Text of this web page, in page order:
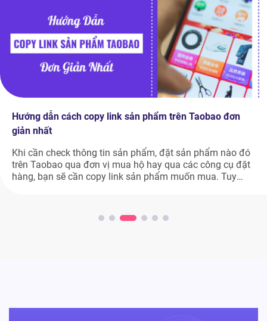
Hướng dẫn cách copy link sản phẩm trên Taobao đơn
giản nhất
Khi cần check thông tin sản phẩm, đặt sản phẩm nào đó
trên Taobao qua đơn vị mua hộ hay qua các công cụ đặt
hàng, bạn sẽ cần copy link sản phẩm muốn mua. Tuy